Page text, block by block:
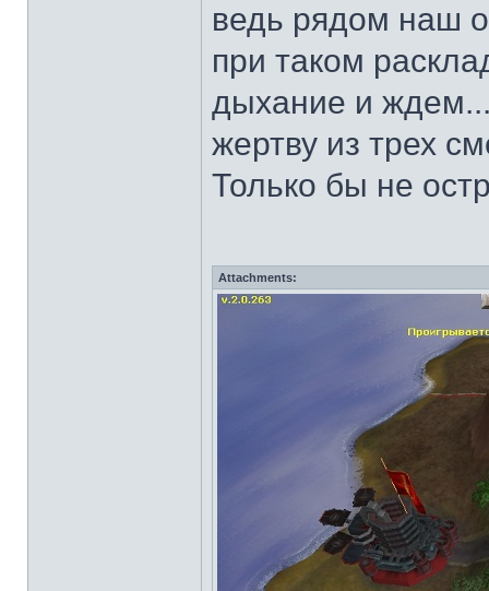
ведь рядом наш
при таком
дыхание и
жертву из трех
Только бы не
Attachments: